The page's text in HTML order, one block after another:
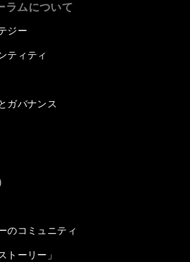
ラムについて
ジー
ティティ
ガバナンス
のコミュニティ
トーリー」